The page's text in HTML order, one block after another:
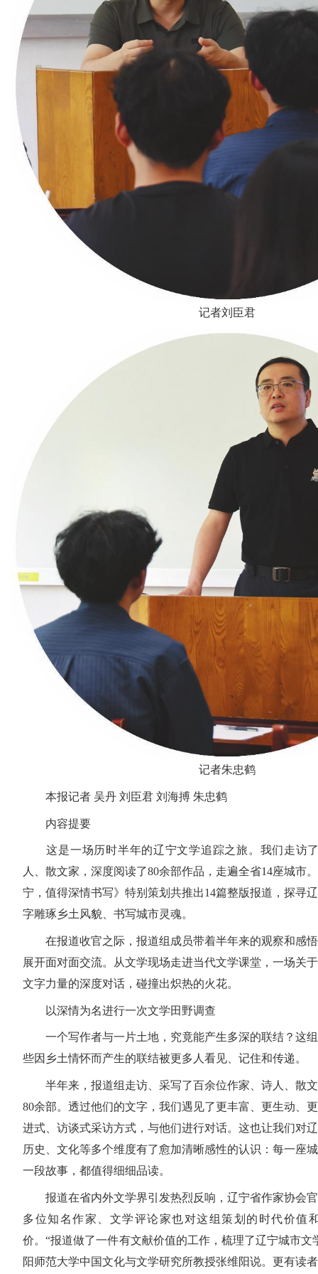
记者刘臣君
记者朱忠鹤
本报记者 吴丹 刘臣君 刘海搏 朱忠鹤
内容提要
这是一场历时半年的辽宁文学追踪之旅。我们走访
人、散文家，深度阅读了80余部作品，走遍全省14座城市
宁，值得深情书写》特别策划共推出14篇整版报道，探寻
字雕琢乡土风貌、书写城市灵魂。
在报道收官之际，报道组成员带着半年来的观察和感
展开面对面交流。从文学现场走进当代文学课堂，一场关
文字力量的深度对话，碰撞出炽热的火花。
以深情为名进行一次文学田野调查
一个写作者与一片土地，究竟能产生多深的联结？这组
些因乡土情怀而产生的联结被更多人看见、记住和传递。
半年来，报道组走访、采写了百余位作家、诗人、散文
80余部。透过他们的文字，我们遇见了更丰富、更生动、
进式、访谈式采访方式，与他们进行对话。这也让我们对
历史、文化等多个维度有了愈加清晰感性的认识：每一座
一段故事，都值得细细品读。
报道在省内外文学界引发热烈反响，辽宁省作家协会官
多位知名作家、文学评论家也对这组策划的时代价值
价。“报道做了一件有文献价值的工作，梳理了辽宁城市文
阳师范大学中国文化与文学研究所教授张维阳说。更有读